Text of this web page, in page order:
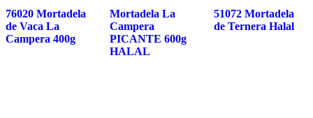
76020 Mortadela
de Vaca La
Campera 400g
Mortadela La
Campera
PICANTE 600g
HALAL
51072 Mortadela
de Ternera Halal